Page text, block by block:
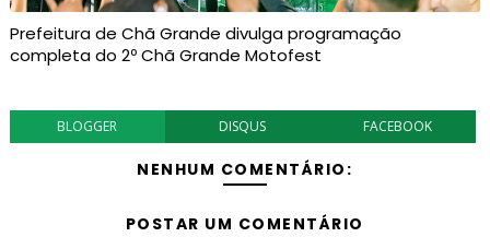
Prefeitura de Chã Grande divulga programação
completa do 2º Chã Grande Motofest
BLOGGER DISQUS FACEBOOK
NENHUM COMENTÁRIO:
POSTAR UM COMENTÁRIO